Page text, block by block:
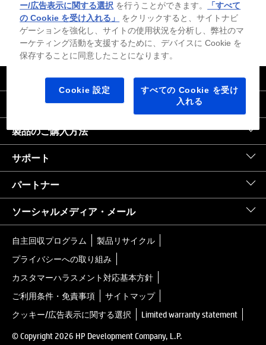
的にアップデートされ、有効になります。高速インターネットとMicrosoftアカウ
ントが必要になります。ISPの料金が適用され、今後アップデートの際に要件が追
加される場合があります。http://www.windows.com 外部リンクアイコンをご覧く
ださい。
｜United States HP.com
会社情報
製品のご購入方法
サポート
パートナー
ソーシャルメディア・メール
自主回収プログラム
製品リサイクル
プライバシーへの取り組み
カスタマーハラスメント対応基本方針
ご利用条件・免責事項
サイトマップ
クッキー/広告表示に関する選択
Limited warranty statement
© Copyright 2026 HP Development Company, L.P.
ー/広告表示に関する選択 を行うことができます。
「すべて
の Cookie を受け入れる」
をクリックすると、サイトナビ
ゲーションを強化し、サイトの使用状況を分析し、弊社のマ
ーケティング活動を支援するために、デバイスに Cookie を
保存することに同意したことになります。
Cookie 設定
すべての Cookie を受け
入れる